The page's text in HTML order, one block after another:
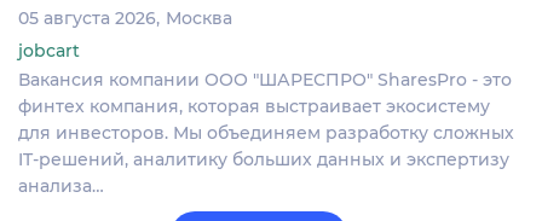
05 августа 2026 Москва
jobcart
Вакансия компании ООО "ШАРЕСПРО" SharesPro - это
финтех компания, которая выстраивает экосистему
для инвесторов. Мы объединяем разработку сложных
IT‑решений, аналитику больших данных и экспертизу
анализа…